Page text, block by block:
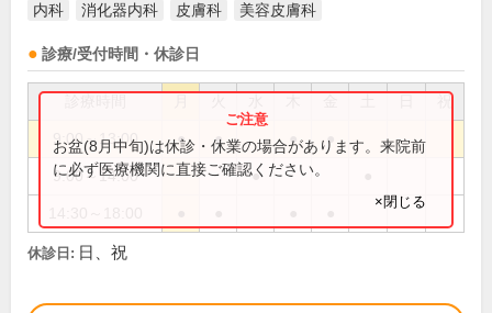
内科 消化器内科 皮膚科 美容皮膚科
診療/受付時間・休診日
祝
9:00～13:00 ● ● ● ●
9:00～14:00 ●
お盆(8月中旬)は休診・休業の場合があります。来院前
に必ず医療機関に直接ご確認ください。
×閉じる
休診日: 日、祝